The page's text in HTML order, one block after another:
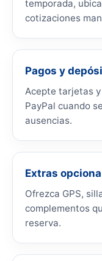
temporada,
cotizaciones
Pagos y
Acepte tarjetas
PayPal cuando
ausencias.
Extras
Ofrezca GPS,
complementos
reserva.